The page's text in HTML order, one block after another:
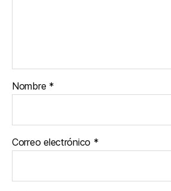
Nombre *
Correo electrónico *